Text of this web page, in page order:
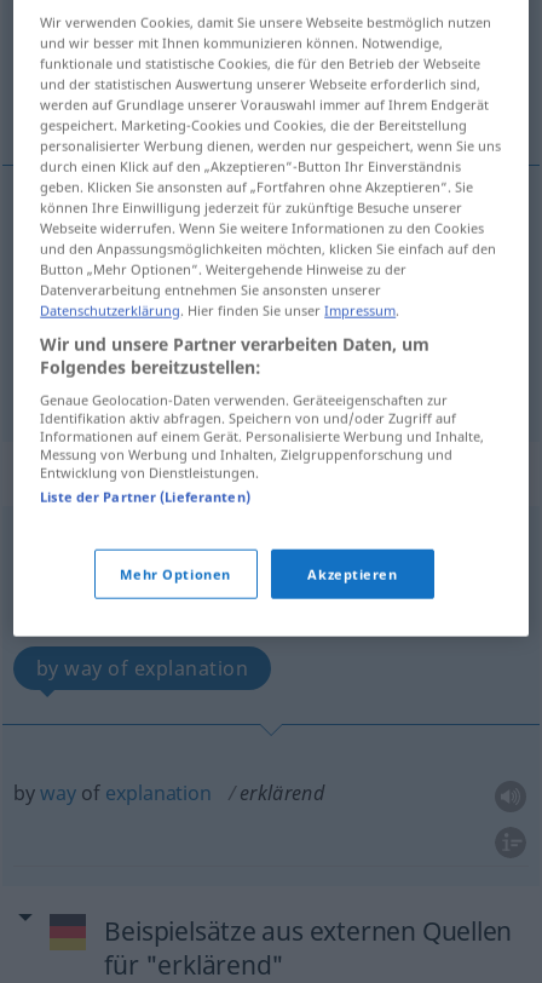
Übersicht aller Übersetzungen
(Für mehr Details die Übersetzung anklicken/antippen)
explanatory, elucidative, elucidatory
explanatory erklärend Wort, Anmerkung etc
elucidative erklärend
elucidatory erklärend
„erklärend“: Adverb
Übersicht aller Übersetzungen
by way of explanation
bywayof explanation erklärend
Beispielsätze aus externen Quellen
für "erklärend"
Wir verwenden Cookies, damit Sie unsere Webseite bestmöglich nutzen
und wir besser mit Ihnen kommunizieren können. Notwendige,
funktionale und statistische Cookies, die für den Betrieb der Webseite
und der statistischen Auswertung unserer Webseite erforderlich sind,
werden auf Grundlage unserer Vorauswahl immer auf Ihrem Endgerät
gespeichert. Marketing-Cookies und Cookies, die der Bereitstellung
personalisierter Werbung dienen, werden nur gespeichert, wenn Sie uns
durch einen Klick auf den „Akzeptieren“-Button Ihr Einverständnis
geben. Klicken Sie ansonsten auf „Fortfahren ohne Akzeptieren“. Sie
können Ihre Einwilligung jederzeit für zukünftige Besuche unserer
Webseite widerrufen. Wenn Sie weitere Informationen zu den Cookies
und den Anpassungsmöglichkeiten möchten, klicken Sie einfach auf den
Button „Mehr Optionen“. Weitergehende Hinweise zu der
Datenverarbeitung entnehmen Sie ansonsten unserer
Datenschutzerklärung. Hier finden Sie unserImpressum.
Wir und unsere Partner verarbeiten Daten, um
Folgendes bereitzustellen:
Genaue Geolocation-Daten verwenden. Geräteeigenschaften zur
Identifikation aktiv abfragen. Speichern von und/oder Zugriff auf
Informationen auf einem Gerät. Personalisierte Werbung und Inhalte,
Messung von Werbung und Inhalten, Zielgruppenforschung und
Entwicklung von Dienstleistungen.
Liste der Partner (Lieferanten)
Mehr Optionen Akzeptieren